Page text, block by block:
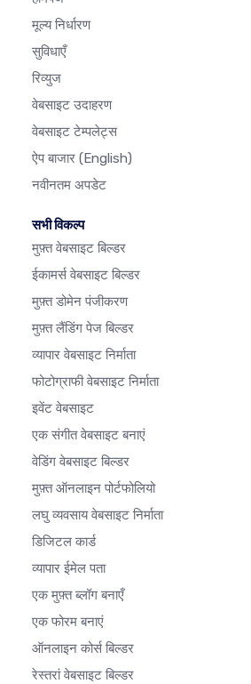
मूल्य निर्धारण
सुविधाएँ
रिव्युज
वेबसाइट उदाहरण
वेबसाइट टेम्पलेट्स
ऐप बाजार (English)
नवीनतम अपडेट
सभी विकल्प
मुफ़्त वेबसाइट बिल्डर
ईकामर्स वेबसाइट बिल्डर
मुफ़्त डोमेन पंजीकरण
मुफ़्त लैंडिंग पेज बिल्डर
व्यापार वेबसाइट निर्माता
फोटोग्राफी वेबसाइट निर्माता
इवेंट वेबसाइट
एक संगीत वेबसाइट बनाएं
वेडिंग वेबसाइट बिल्डर
मुफ़्त ऑनलाइन पोर्टफोलियो
लघु व्यवसाय वेबसाइट निर्माता
डिजिटल कार्ड
व्यापार ईमेल पता
एक मुफ़्त ब्लॉग बनाएँ
एक फोरम बनाएं
ऑनलाइन कोर्स बिल्डर
रेस्तरां वेबसाइट बिल्डर